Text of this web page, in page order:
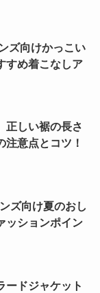
ズ向けかっこい
すめ着こなしア
正しい裾の長さ
注意点とコツ！
ズ向け夏のおし
ッションポイン
ードジャケット